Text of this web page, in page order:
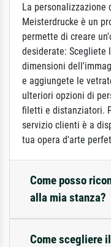
La personalizzazione
Meisterdrucke è un
permette di creare
desiderate: Scegliete
dimensioni
e aggiungete le
ulteriori opzioni di
filetti e distanziatori.
servizio clienti è a
tua opera d'arte
Come posso
alla mia stanza?
Come scegliere